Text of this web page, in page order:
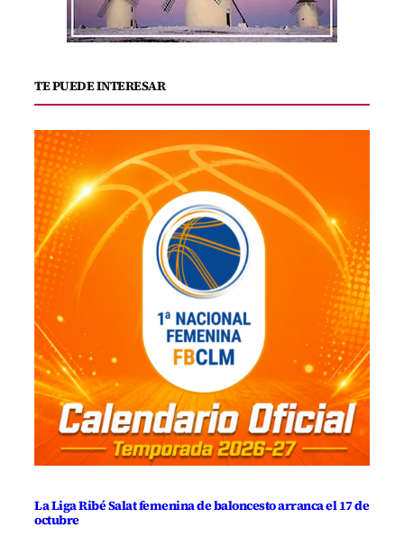
TE PUEDE INTERESAR
La Liga Ribé Salat femenina de baloncesto arranca el 17 de
octubre